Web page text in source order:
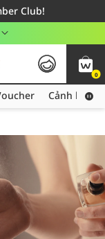
Club!
từ 249,000Đ
TP. Hồ Chí Minh
0
Cảnh báo
38 item(s)